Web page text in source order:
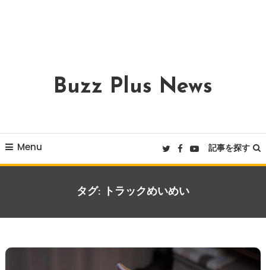
Buzz Plus News
Menu 記事を探す
タグ: トラックめいめい